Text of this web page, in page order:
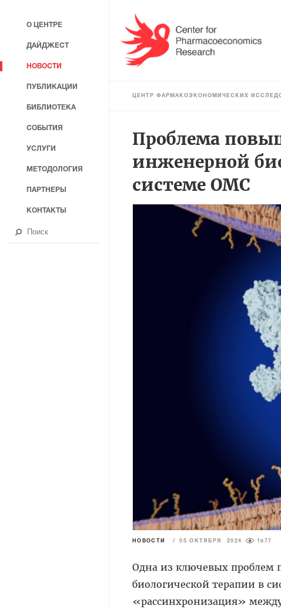
ЦЕНТР ФАРМАКОЭКОНОМИЧЕСКИХ
Проблема
инженерной
системе ОМС
НОВОСТИ / 05 ОКТЯБРЯ 2024 1877
Одна из ключевых проблем
биологической терапии в
«рассинхронизация»
О ЦЕНТРЕ
ДАЙДЖЕСТ
НОВОСТИ
ПУБЛИКАЦИИ
БИБЛИОТЕКА
СОБЫТИЯ
УСЛУГИ
МЕТОДОЛОГИЯ
ПАРТНЕРЫ
КОНТАКТЫ